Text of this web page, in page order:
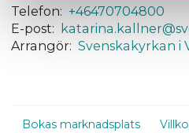
Telefon: +46470704800
E-post:
Arrangör: Svenskakyrkan i
Bokas marknadsplats